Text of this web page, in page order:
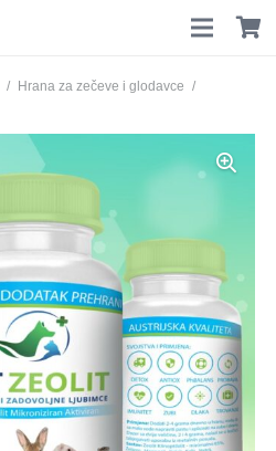
/ Hrana za zečeve i glodavce
/